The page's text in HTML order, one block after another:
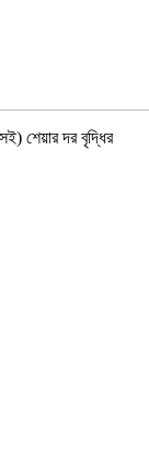
শেয়ার দর বৃদ্ধির